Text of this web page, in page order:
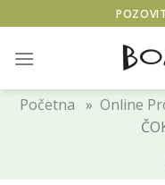
to
content
Početna » Online